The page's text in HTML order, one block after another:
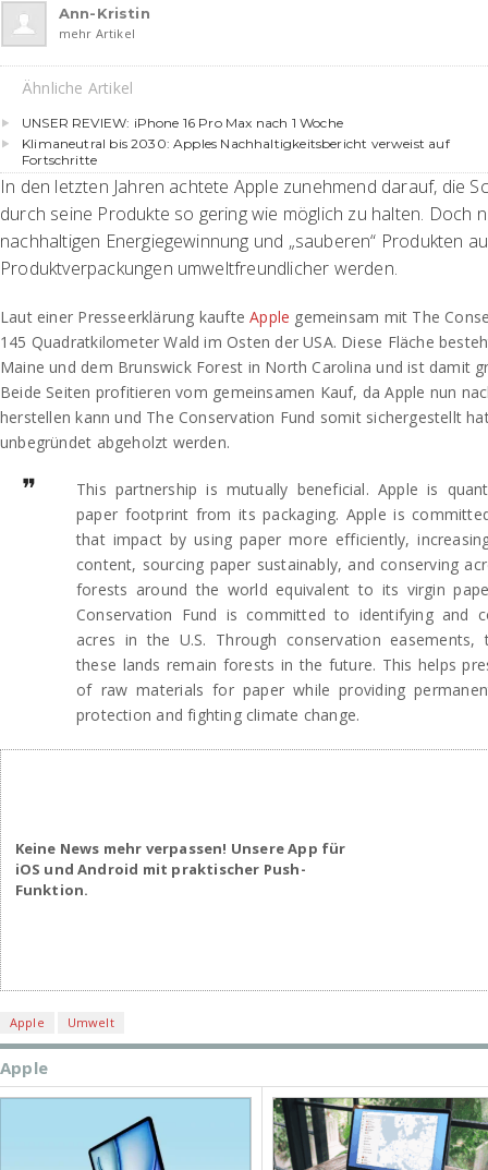
Ann-Kristin
mehr Artikel
Ähnliche Artikel
UNSER REVIEW: iPhone 16 Pro Max nach 1 Woche
Klimaneutral bis 2030: Apples Nachhaltigkeitsbericht verweist auf
Fortschritte
In den letzten Jahren achtete Apple zunehmend darauf, die
durch seine Produkte so gering wie möglich zu halten. Doch
nachhaltigen Energiegewinnung und „sauberen“ Produkten
Produktverpackungen umweltfreundlicher werden.
Laut einer Presseerklärung kaufteApple gemeinsam mit The
145 Quadratkilometer Wald im Osten der USA. Diese Fläche
Maine und dem Brunswick Forest in North Carolina und ist damit
Beide Seiten profitieren vom gemeinsamen Kauf, da Apple nun
herstellen kann und The Conservation Fund somit sichergestellt
unbegründet abgeholzt werden.
This partnership is mutually beneficial. Apple is
paper footprint from its packaging. Apple is
that impact by using paper more efficiently,
content, sourcing paper sustainably, and conserving
forests around the world equivalent to its virgin
Conservation Fund is committed to identifying and
acres in the U.S. Through conservation easements,
these lands remain forests in the future. This helps
of raw materials for paper while providing
protection and fighting climate change.
Keine News mehr verpassen! Unsere App für
iOS und Android mit praktischer Push-
Funktion.
Apple Umwelt
Apple